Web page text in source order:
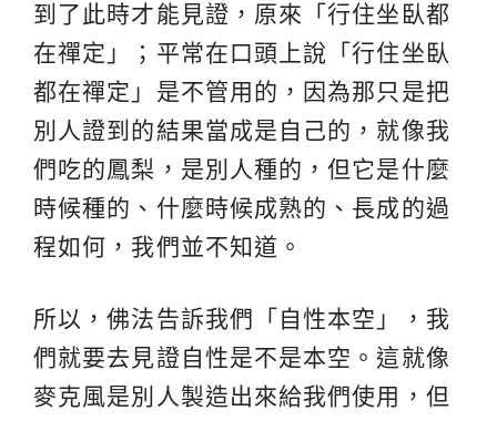
到了此時才能見證，原來「行住坐臥都
在禪定」；平常在口頭上說「行住坐臥
都在禪定」是不管用的，因為那只是把
別人證到的結果當成是自己的，就像我
們吃的鳳梨，是別人種的，但它是什麼
時候種的、什麼時候成熟的、長成的過
程如何，我們並不知道。
所以，佛法告訴我們「自性本空」，我
們就要去見證自性是不是本空。這就像
麥克風是別人製造出來給我們使用，但